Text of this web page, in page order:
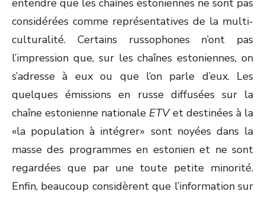
entendre que les chaînes estoniennes ne sont pas
considérées comme représentatives de la multi-
culturalité. Certains russophones n’ont pas
l’impression que, sur les chaînes estoniennes, on
s’adresse à eux ou que l’on parle d’eux. Les
quelques émissions en russe diffusées sur la
chaîne estonienne nationale ETVet destinées à la
«la population à intégrer» sont noyées dans la
masse des programmes en estonien et ne sont
regardées que par une toute petite minorité.
Enfin, beaucoup considèrent que l’information sur